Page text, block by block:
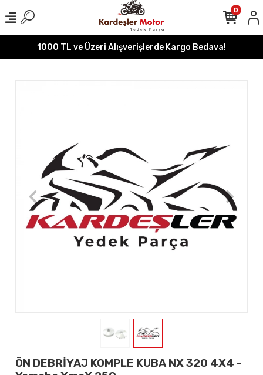
1000 TL ve Üzeri Alışverişlerde Kargo Bedava!
0
ÖN DEBRİYAJ KOMPLE KUBA NX 320 4X4 -